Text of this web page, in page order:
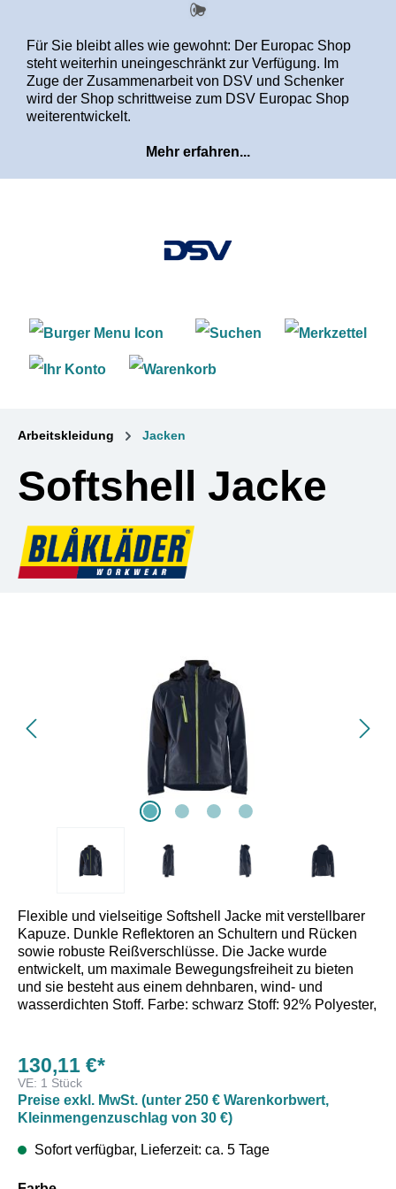
Für Sie bleibt alles wie gewohnt: Der Europac Shop
steht weiterhin uneingeschränkt zur Verfügung. Im
Zuge der Zusammenarbeit von DSV und Schenker
wird der Shop schrittweise zum DSV Europac Shop
weiterentwickelt.
Mehr erfahren...
Arbeitskleidung Jacken
Softshell Jacke
Flexible und vielseitige Softshell Jacke mit verstellbarer
Kapuze. Dunkle Reflektoren an Schultern und Rücken
sowie robuste Reißverschlüsse. Die Jacke wurde
entwickelt, um maximale Bewegungsfreiheit zu bieten
und sie besteht aus einem dehnbaren, wind- und
wasserdichten Stoff. Farbe: schwarz Stoff: 92% Polyester,
Materialien: Taschen: Brusttaschen mit Reißverschluss,
Vordertaschen mit Reißverschlüssen, Innentaschen
Funktionalität: 2-Wege-Stretch, Wind- &
wasserabweisendes Material, nicht verschweißte Nähte
Frontverschluss: Reißverschluss vorne mit Kinnschutz
Details: Metallknopf, Abnehmbare, verstellbare Kapuze
130,11 €*
VE: 1 Stück
Preise exkl. MwSt. (unter 250 € Warenkorbwert,
Kleinmengenzuschlag von 30 €)
Sofort verfügbar, Lieferzeit: ca. 5 Tage